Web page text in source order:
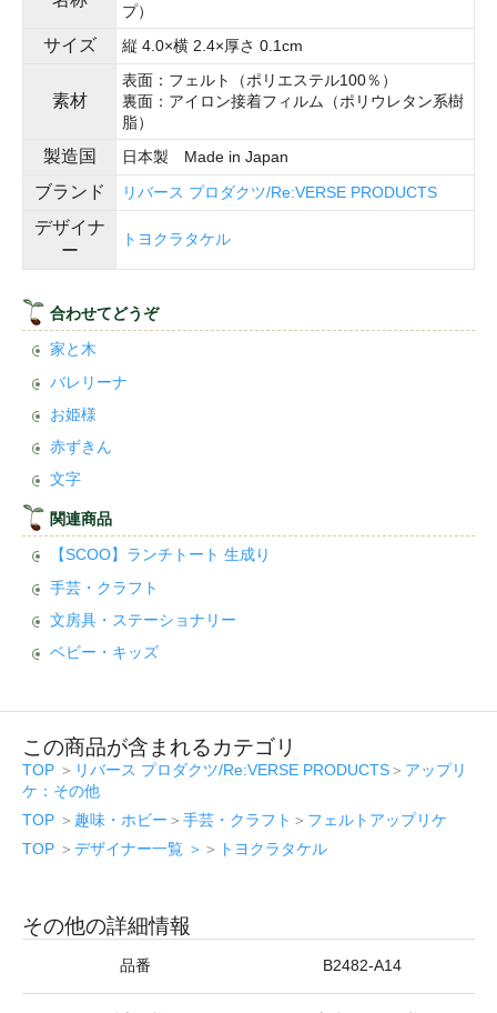
プ）
サイズ 縦 4.0×横 2.4×厚さ 0.1cm
素材
表面：フェルト（ポリエステル100％）
裏面：アイロン接着フィルム（ポリウレタン系樹
脂）
製造国 日本製 Made in Japan
ブランド リバース プロダクツ/Re:VERSE PRODUCTS
デザイナ
ー
トヨクラタケル
合わせてどうぞ
家と木
バレリーナ
お姫様
赤ずきん
文字
関連商品
【SCOO】ランチトート 生成り
手芸・クラフト
文房具・ステーショナリー
ベビー・キッズ
この商品が含まれるカテゴリ
TOP ＞ リバース プロダクツ/Re:VERSE PRODUCTS＞ アップリ
ケ：その他
TOP ＞ 趣味・ホビー ＞ 手芸・クラフト ＞ フェルトアップリケ
TOP ＞ デザイナー一覧 ＞ ＞ トヨクラタケル
その他の詳細情報
品番 B2482-A14